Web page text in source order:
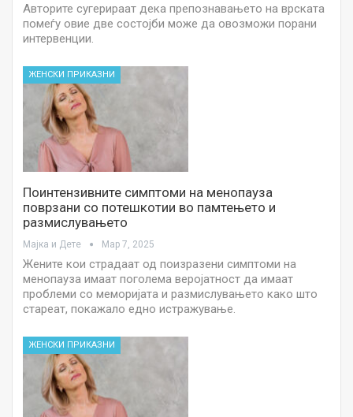
Авторите сугерираат дека препознавањето на врската
помеѓу овие две состојби може да овозможи порани
интервенции.
ЖЕНСКИ ПРИКАЗНИ
Поинтензивните симптоми на менопауза
поврзани со потешкотии во памтењето и
размислувањето
Мајка и Дете Мар 7, 2025
Жените кои страдаат од поизразени симптоми на
менопауза имаат поголема веројатност да имаат
проблеми со меморијата и размислувањето како што
стареат, покажало едно истражување.
ЖЕНСКИ ПРИКАЗНИ